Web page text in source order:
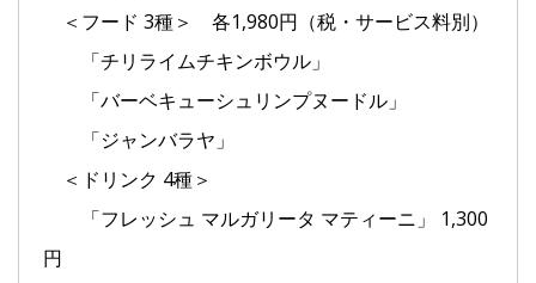
＜フード 3種＞ 各1,980円（税・サービス料別）
「チリライムチキンボウル」
「バーベキューシュリンプヌードル」
「ジャンバラヤ」
＜ドリンク 4種＞
「フレッシュ マルガリータ マティーニ」 1,300
円